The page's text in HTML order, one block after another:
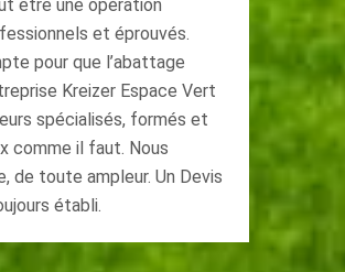
être une opération
et éprouvés.
pour que l’abattage
Kreizer Espace Vert
spécialisés, formés et
comme il faut. Nous
de toute ampleur. Un Devis
établi.